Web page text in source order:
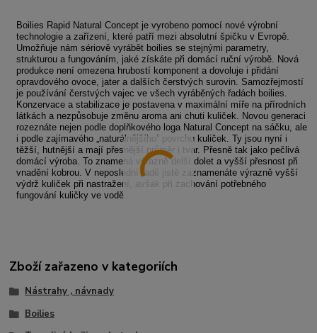
Boilies Rapid Natural Concept je vyrobeno pomocí nové výrobní
technologie a zařízení, které patří mezi absolutní špičku v Evropě.
Umožňuje nám sériově vyrábět boilies se stejnými parametry,
strukturou a fungováním, jaké získáte při domácí ruční výrobě. Nová
produkce není omezena hrubostí komponent a dovoluje i přidání
opravdového ovoce, jater a dalších čerstvých surovin. Samozřejmostí
je používání čerstvých vajec ve všech vyráběných řadách boilies.
Konzervace a stabilizace je postavena v maximální míře na přírodních
látkách a nezpůsobuje změnu aroma ani chuti kuliček. Novou generaci
rozeznáte nejen podle doplňkového loga Natural Concept na sáčku, ale
i podle zajímavého „naturálnějšího“ povrchu kuliček. Ty jsou nyní i
těžší, hutnější a mají přesnější průměr i tvar. Přesně tak jako pečlivá
domácí výroba. To znamená výrazně delší dolet a vyšší přesnost při
vnadění kobrou. V neposlední řadě jistě zaznamenáte výrazně vyšší
výdrž kuliček při nastražení, avšak při zachování potřebného
fungování kuličky ve vodě.
Zboží zařazeno v kategoriích
Nástrahy , návnady
Boilies